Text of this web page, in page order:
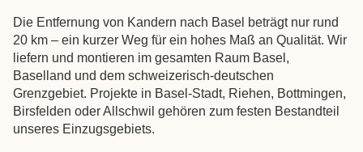
Die Entfernung von Kandern nach Basel beträgt nur rund
20 km – ein kurzer Weg für ein hohes Maß an Qualität. Wir
liefern und montieren im gesamten Raum Basel,
Baselland und dem schweizerisch-deutschen
Grenzgebiet. Projekte in Basel-Stadt, Riehen, Bottmingen,
Birsfelden oder Allschwil gehören zum festen Bestandteil
unseres Einzugsgebiets.